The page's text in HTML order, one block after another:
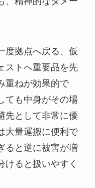
度拠点へ戻る、仮
ストへ重要品を先
重ねが効果的で
ても中身がその場
先として非常に優
大量運搬に便利で
ると逆に被害が増
けると扱いやすく